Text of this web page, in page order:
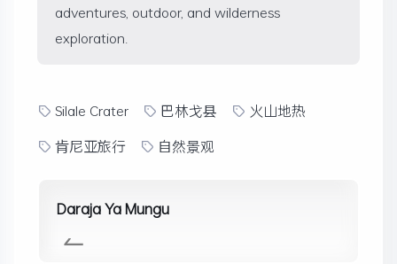
adventures, outdoor, and wilderness
exploration.
Silale Crater 巴林戈县
火山地热
肯尼亚旅行
自然景观
Daraja Ya Mungu